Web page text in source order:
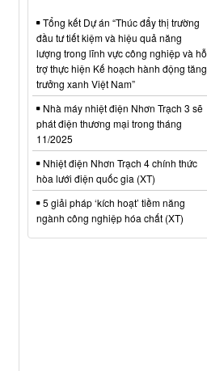
Tổng kết Dự án “Thúc đẩy thị trường
đầu tư tiết kiệm và hiệu quả năng
lượng trong lĩnh vực công nghiệp và hỗ
trợ thực hiện Kế hoạch hành động tăng
trưởng xanh Việt Nam”
Nhà máy nhiệt điện Nhơn Trạch 3 sẽ
phát điện thương mại trong tháng
11/2025
Nhiệt điện Nhơn Trạch 4 chính thức
hòa lưới điện quốc gia (XT)
5 giải pháp ‘kích hoạt’ tiềm năng
ngành công nghiệp hóa chất (XT)